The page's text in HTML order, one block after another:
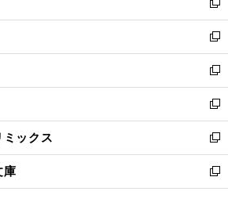
で
開
く
ド
ウ
で
開
く
ィ
ン
ド
ウ
で
開
く
い
ウ
ィ
ン
ド
ウ
で
開
く
新
し
い
ウ
ィ
ン
ド
ウ
で
開
く
新
し
い
ウ
ィ
ン
ド
ウ
で
開
新
し
い
ウ
ィ
ン
ド
ウ
新
し
い
ウ
ィ
ン
ックス
新
し
い
ウ
庫
新
し